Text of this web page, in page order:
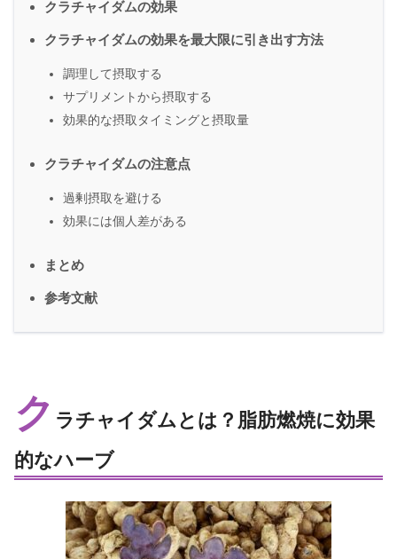
クラチャイダムの効果
クラチャイダムの効果を最大限に引き出す方法
調理して摂取する
サプリメントから摂取する
効果的な摂取タイミングと摂取量
クラチャイダムの注意点
過剰摂取を避ける
効果には個人差がある
まとめ
参考文献
ク ラチャイダムとは？脂肪燃焼に効果
的なハーブ